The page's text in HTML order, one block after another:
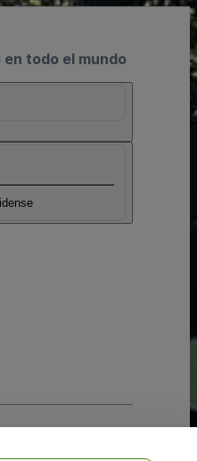
todo el mundo